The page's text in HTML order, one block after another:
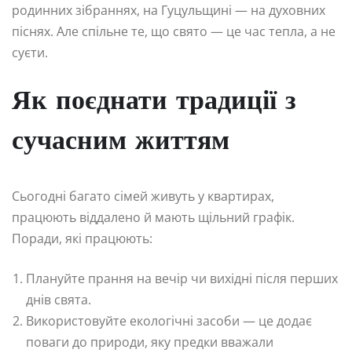
родинних зібраннях, на Гуцульщині — на духовних
піснях. Але спільне те, що свято — це час тепла, а не
суєти.
Як поєднати традиції з
сучасним життям
Сьогодні багато сімей живуть у квартирах,
працюють віддалено й мають щільний графік.
Поради, які працюють:
Плануйте прання на вечір чи вихідні після перших
днів свята.
Використовуйте екологічні засоби — це додає
поваги до природи, яку предки вважали